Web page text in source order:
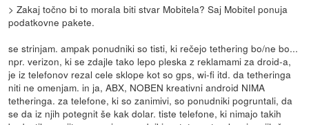
> Zakaj točno bi to morala biti stvar Mobitela? Saj Mobitel ponuja
podatkovne pakete.
se strinjam. ampak ponudniki so tisti, ki rečejo tethering bo/ne bo...
npr. verizon, ki se zdajle tako lepo pleska z reklamami za droid-a,
je iz telefonov rezal cele sklope kot so gps, wi-fi itd. da tetheringa
niti ne omenjam. in ja, ABX, NOBEN kreativni android NIMA
tetheringa. za telefone, ki so zanimivi, so ponudniki pogruntali, da
se da iz njih potegnit še kak dolar. tiste telefone, ki nimajo takih